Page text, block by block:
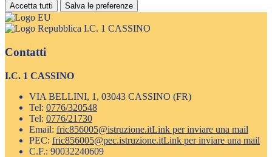
Accetta tutti Salva le preferenze
I.C. 1 CASSINO
Contatti
I.C. 1 CASSINO
VIA BELLINI, 1, 03043 CASSINO (FR)
Tel: 0776/320548
Tel: 0776/21730
Email: fric856005@istruzione.itLink per inviare una mail
PEC: fric856005@pec.istruzione.itLink per inviare una mail
C.F.: 90032240609